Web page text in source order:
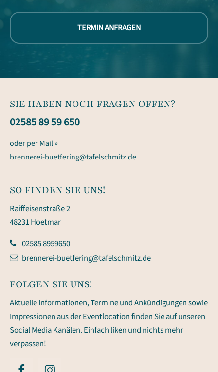
TERMIN ANFRAGEN
SIE HABEN NOCH FRAGEN OFFEN?
02585 89 59 650
oder per Mail »
brennerei-buetfering@tafelschmitz.de
SO FINDEN SIE UNS!
Raiffeisenstraße 2
48231 Hoetmar
02585 8959650
brennerei-buetfering@tafelschmitz.de
FOLGEN SIE UNS!
Aktuelle Informationen, Termine und Ankündigungen sowie
Impressionen aus der Eventlocation finden Sie auf unseren
Social Media Kanälen. Einfach liken und nichts mehr
verpassen!